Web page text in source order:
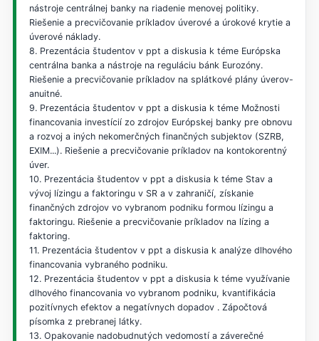
nástroje centrálnej banky na riadenie menovej politiky.
Riešenie a precvičovanie príkladov úverové a úrokové krytie a
úverové náklady.
8. Prezentácia študentov v ppt a diskusia k téme Európska
centrálna banka a nástroje na reguláciu bánk Eurozóny.
Riešenie a precvičovanie príkladov na splátkové plány úverov-
anuitné.
9. Prezentácia študentov v ppt a diskusia k téme Možnosti
financovania investícií zo zdrojov Európskej banky pre obnovu
a rozvoj a iných nekomerčných finančných subjektov (SZRB,
EXIM...). Riešenie a precvičovanie príkladov na kontokorentný
úver.
10. Prezentácia študentov v ppt a diskusia k téme Stav a
vývoj lízingu a faktoringu v SR a v zahraničí, získanie
finančných zdrojov vo vybranom podniku formou lízingu a
faktoringu. Riešenie a precvičovanie príkladov na lízing a
faktoring.
11. Prezentácia študentov v ppt a diskusia k analýze dlhového
financovania vybraného podniku.
12. Prezentácia študentov v ppt a diskusia k téme využívanie
dlhového financovania vo vybranom podniku, kvantifikácia
pozitívnych efektov a negatívnych dopadov . Zápočtová
písomka z prebranej látky.
13. Opakovanie nadobudnutých vedomostí a záverečné